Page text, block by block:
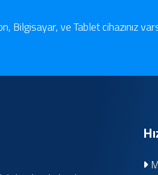
Bilgisayar, ve Tablet cihazınız